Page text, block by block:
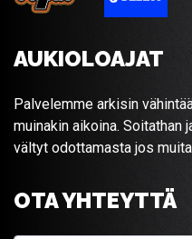
AUKIOLOAJAT
Palvelemme arkisin
muinakin aikoina. Soitathan
vältyt odottamasta jos
OTA YHTEYTTÄ